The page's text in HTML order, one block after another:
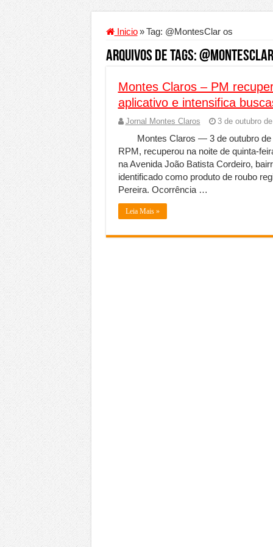
Criador de Sites ou VPS:
Conheça a melhor
Segurança digital se
Comércio Interativo
PF e Emissoras Apertam
De economista a
Marcenaria sob medida:
Do estudo à aprovação:
Tomada de decisão
Inicio » Tag: @MontesClar os
Arquivos de Tags:
Montes Claros – PM
aplicativo e intensifica
Jornal Montes Claros 3 de outubro
Montes Claros — 3 de outubro de
RPM, recuperou na noite de
na Avenida João Batista Cordeiro,
identificado como produto de roubo
Pereira. Ocorrência …
Leia Mais »